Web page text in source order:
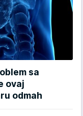
sa
ovaj
odmah